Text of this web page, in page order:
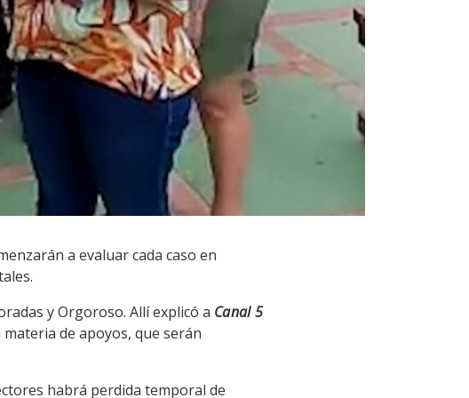
a evaluar cada caso en
y Orgoroso. Allí explicó a Canal 5
de apoyos, que serán
habrá perdida temporal de